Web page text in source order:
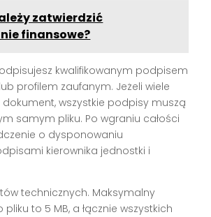
zatwierdzić
finansowe?
kwalifikowanym podpisem
profilem zaufanym. Jeżeli wiele
wszystkie podpisy muszą
samym pliku. Po wgraniu całości
o dysponowaniu
kierownika jednostki i
technicznych. Maksymalny
to 5 MB, a łącznie wszystkich